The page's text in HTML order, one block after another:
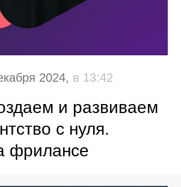
2024, в 13:42
и развиваем
с нуля.
фрилансе